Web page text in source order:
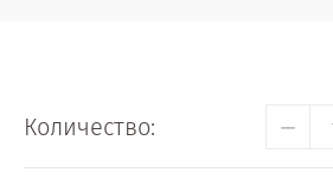
Количество: −